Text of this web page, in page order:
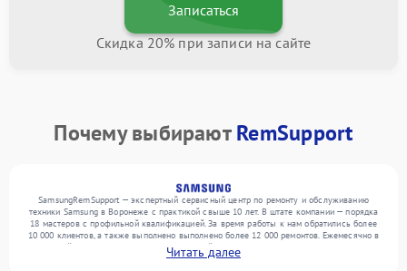
Записаться
Скидка 20% при записи на сайте
Почему выбираютRemSupport
SamsungRemSupport — экспертный сервисный центр по ремонту и обслуживанию
техники Samsung в Воронеже с практикой свыше 10 лет. В штате компании — порядка
18 мастеров с профильной квалификацией. За время работы к нам обратились более
10 000 клиентов, а также выполнено выполнено более 12 000 ремонтов. Ежемесячно в
сервисный центр поступает более 300 устройств, включая , , . Мы работаем с широким
спектром неисправностей и поддерживаем высокий стандарт качества благодаря
Читать далее